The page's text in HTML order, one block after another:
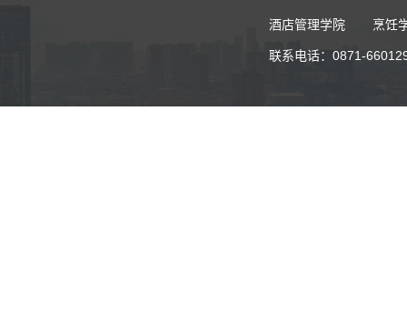
酒店管理学院 烹饪
联系电话：0871-